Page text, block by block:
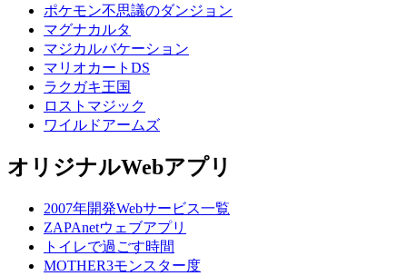
ポケモン不思議のダンジョン
マグナカルタ
マジカルバケーション
マリオカートDS
ラクガキ王国
ロストマジック
ワイルドアームズ
オリジナルWebアプリ
2007年開発Webサービス一覧
ZAPAnetウェブアプリ
トイレで過ごす時間
MOTHER3モンスター度